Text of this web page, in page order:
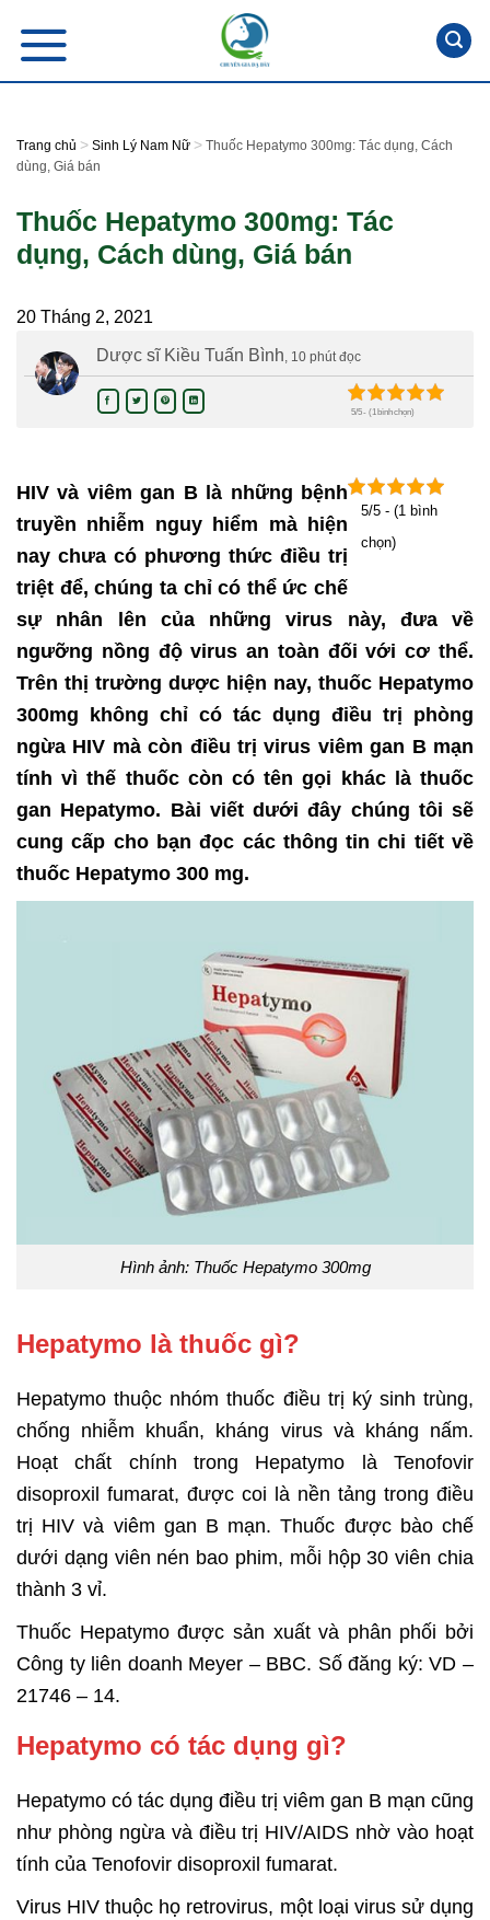
content
Trang chủ > Sinh Lý Nam Nữ > Thuốc Hepatymo 300mg: Tác dụng, Cách
dùng, Giá bán
Thuốc Hepatymo 300mg: Tác
dụng, Cách dùng, Giá bán
20 Tháng 2, 2021
Dược sĩ Kiều Tuấn Bình, 10 phút đọc
5/5 - (1 bình chọn)
5/5 - (1 bình
chọn)
HIV và viêm gan B là những bệnh
truyền nhiễm nguy hiểm mà hiện
nay chưa có phương thức điều trị
triệt để, chúng ta chỉ có thể ức chế
sự nhân lên của những virus này, đưa về
ngưỡng nồng độ virus an toàn đối với cơ thể.
Trên thị trường dược hiện nay, thuốc Hepatymo
300mg không chỉ có tác dụng điều trị phòng
ngừa HIV mà còn điều trị virus viêm gan B mạn
tính vì thế thuốc còn có tên gọi khác là thuốc
gan Hepatymo. Bài viết dưới đây chúng tôi sẽ
cung cấp cho bạn đọc các thông tin chi tiết về
thuốc Hepatymo 300 mg.
Hình ảnh: Thuốc Hepatymo 300mg
Hepatymo là thuốc gì?
Hepatymo thuộc nhóm thuốc điều trị ký sinh trùng,
chống nhiễm khuẩn, kháng virus và kháng nấm.
Hoạt chất chính trong Hepatymo là Tenofovir
disoproxil fumarat, được coi là nền tảng trong điều
trị HIV và viêm gan B mạn. Thuốc được bào chế
dưới dạng viên nén bao phim, mỗi hộp 30 viên chia
thành 3 vỉ.
Thuốc Hepatymo được sản xuất và phân phối bởi
Công ty liên doanh Meyer – BBC. Số đăng ký: VD –
21746 – 14.
Hepatymo có tác dụng gì?
Hepatymo có tác dụng điều trị viêm gan B mạn cũng
như phòng ngừa và điều trị HIV/AIDS nhờ vào hoạt
tính của Tenofovir disoproxil fumarat.
Virus HIV thuộc họ retrovirus, một loại virus sử dụng